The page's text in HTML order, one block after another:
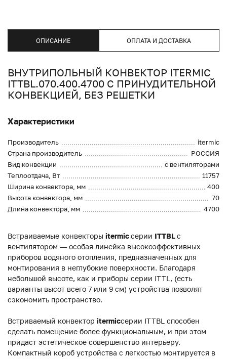
ОПИСАНИЕ ОПЛАТА И ДОСТАВКА
ВНУТРИПОЛЬНЫЙ КОНВЕКТОР ITERMIC
ITTBL.070.400.4700 С ПРИНУДИТЕЛЬНОЙ
КОНВЕКЦИЕЙ, БЕЗ РЕШЕТКИ
Характеристики
Производитель
itermic
Страна производитель
РОССИЯ
Вид конвекции
с вентиляторами
Теплоотдача, Вт
11757
Ширина конвектора, мм
400
Высота конвектора, мм
70
Длина конвектора, мм
4700
Встраиваемые конвекторы itermicсерии ITTBLс
вентилятором — особая линейка высокоэффективных
приборов водяного отопления, предназначенных для
монтирования в неглубокие поверхности. Благодаря
небольшой высоте, как и приборы серии ITTL, (есть
варианты высот всего 7 или 9 см) устройства позволят
сэкономить пространство.
Встриваемый конвектор itermicсерии ITTBL способен
сделать помещение более функциональным, и при этом
придаст эстетическое совершенство интерьеру.
Компактный короб устройства с легкостью монтируется в